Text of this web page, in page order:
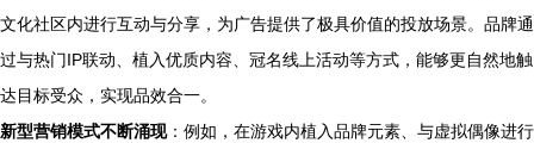
文化社区内进行互动与分享，为广告提供了极具价值的投放场景。品牌通
过与热门IP联动、植入优质内容、冠名线上活动等方式，能够更自然地触
达目标受众，实现品效合一。
新型营销模式不断涌现：例如，在游戏内植入品牌元素、与虚拟偶像进行